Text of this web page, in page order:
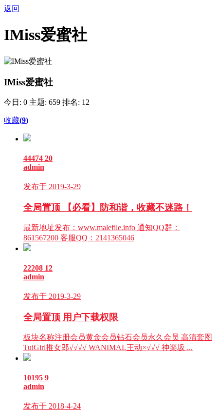
返回
IMiss爱蜜社
IMiss爱蜜社
今日: 0 主题: 659 排名: 12
收藏(9)
44474 20
admin
发布于 2019-3-29
全局置顶 【必看】防和谐，收藏不迷路！
最新地址发布：www.malefile.info 通知QQ群：
861567200 客服QQ：2141365046
22208 12
admin
发布于 2019-3-29
全局置顶 用户下载权限
板块名称注册会员黄金会员钻石会员永久会员 高清套图
TuiGirl推女郎√√√√ WANIMAL王动×√√√ 神楽坂 ...
10195 9
admin
发布于 2018-4-24